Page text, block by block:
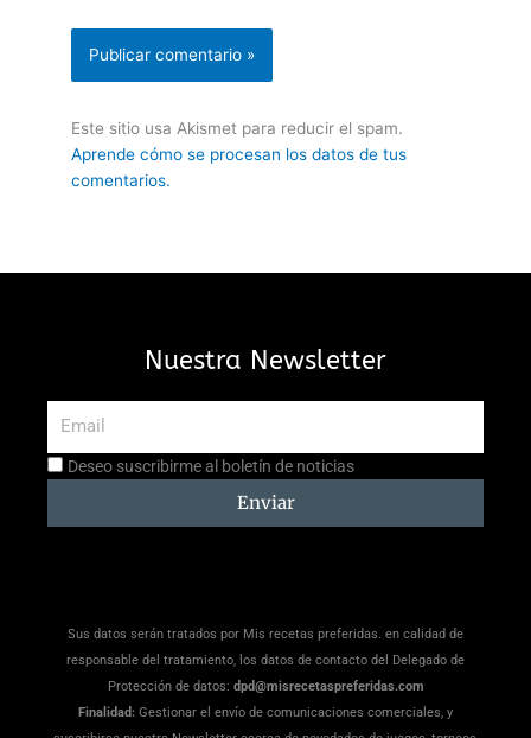
Este sitio usa Akismet para reducir el spam.
Aprende cómo se procesan los datos de tus
comentarios.
Nuestra Newsletter
Aceptación
Deseo suscribirme al boletín de noticias
Enviar
Sus datos serán tratados por Mis recetas preferidas. en calidad de
responsable del tratamiento, los datos de contacto del Delegado de
Protección de datos: dpd@misrecetaspreferidas.com
Finalidad: Gestionar el envío de comunicaciones comerciales, y